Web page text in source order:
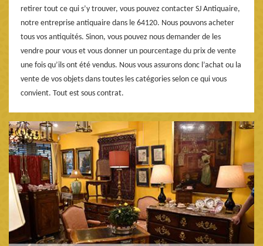
retirer tout ce qui s’y trouver, vous pouvez contacter SJ Antiquaire,
notre entreprise antiquaire dans le 64120. Nous pouvons acheter
tous vos antiquités. Sinon, vous pouvez nous demander de les
vendre pour vous et vous donner un pourcentage du prix de vente
une fois qu’ils ont été vendus. Nous vous assurons donc l’achat ou la
vente de vos objets dans toutes les catégories selon ce qui vous
convient. Tout est sous contrat.